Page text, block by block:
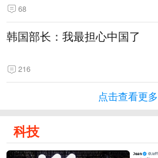
68
韩国部长：我最担心中国了
216
点击查看更多
科技